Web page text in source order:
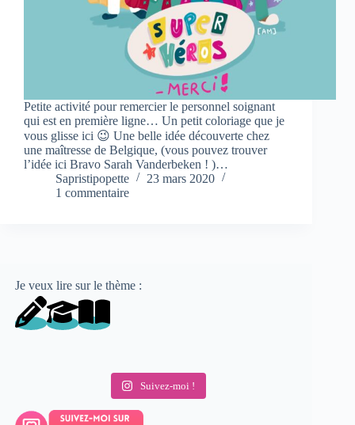
Petite activité pour remercier le personnel soignant
qui est en première ligne… Un petit coloriage que je
vous glisse ici 😉 Une belle idée découverte chez
une maîtresse de Belgique, (vous pouvez trouver
l’idée ici Bravo Sarah Vanderbeken ! )…
Sapristipopette
23 mars 2020
1 commentaire
Je veux lire sur le thème :
Suivez-moi !